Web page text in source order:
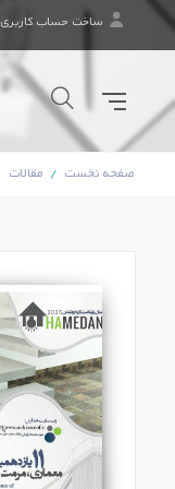
ساخت حساب کاربری
صفحه نخست مقالات